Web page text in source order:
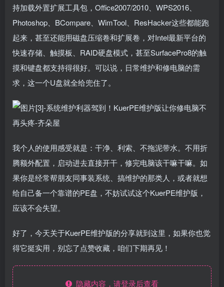
持加载外置扩展工具包，Office2007/2010、WPS2016、
Photoshop、BCompare、WimTool、ResHacker这些都能跑
起来，甚至还能用磁盘压缩卷和扩展卷，对Intel最新平台的
快速存储、触摸板、RAID硬盘模式，甚至SurfacePro8的触
摸和键盘都支持得很好。可以说，日常维护和修电脑的需
求，这一个U盘就全给兜住了。
我个人的使用感受就是：干净、利索、不拖泥带水。不用折
腾额外配置，启动进去直接开干，修完电脑该干嘛干嘛。如
果你是经常帮朋友同事装系统、搞维护的那类人，或者就想
给自己备一个靠谱的PE盘，不妨试试这个KuerPE维护版，
应该不会失望。
好了，今天关于KuerPE维护版的分享就到这里，如果你也觉
得它挺实用，别忘了点赞收藏，咱们下期再见！
隐藏内容，请登录后查看